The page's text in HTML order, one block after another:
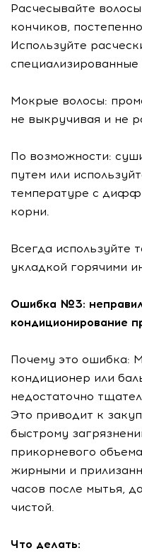
Расчесывайте
кончиков,
Используйте
Мокрые волосы:
не выкручивая и не
По возможности:
путем или
температуре с
корни.
Всегда используйте
укладкой горячими
Ошибка №3:
кондиционирование
Почему это ошибка:
кондиционер или
недостаточно
Это приводит к
быстрому
прикорневого
жирными и
часов после мытья,
чистой.
Что делать: